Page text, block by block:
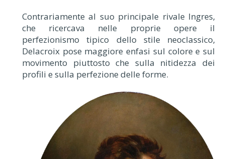
Contrariamente al suo principale rivale Ingres,
che ricercava nelle proprie opere il
perfezionismo tipico dello stile neoclassico,
Delacroix pose maggiore enfasi sul colore e sul
movimento piuttosto che sulla nitidezza dei
profili e sulla perfezione delle forme.